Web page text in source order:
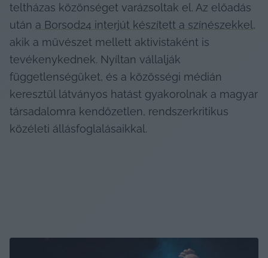
teltházas közönséget varázsoltak el. Az előadás
után a Borsod24 interjút készített a színészekkel ,
akik a művészet mellett aktivistaként is
tevékenykednek. Nyíltan vállalják
függetlenségüket, és a közösségi médián
keresztül látványos hatást gyakorolnak a magyar
társadalomra kendőzetlen, rendszerkritikus
közéleti állásfoglalásaikkal.